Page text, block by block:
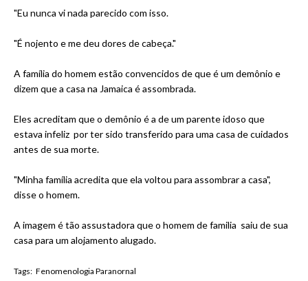
"Eu nunca vi nada parecido com isso.
"É nojento e me deu dores de cabeça."
A família do homem estão convencidos de que é um demônio e
dizem que a casa na Jamaica é assombrada.
Eles acreditam que o demônio é a de um parente idoso que
estava infeliz por ter sido transferido para uma casa de cuidados
antes de sua morte.
"Minha família acredita que ela voltou para assombrar a casa",
disse o homem.
A imagem é tão assustadora que o homem de familia saiu de sua
casa para um alojamento alugado.
Tags: Fenomenologia Paranornal